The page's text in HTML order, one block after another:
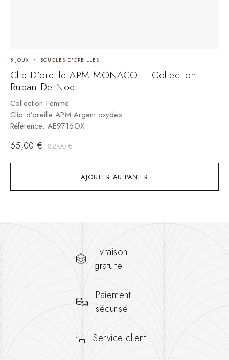
AJOUTER AU PANIER
BIJOUX BOUCLES D'OREILLES
Clip D’oreille APM MONACO – Collection
Ruban De Noël
Collection Femme
Clip d’oreille APM Argent oxydes
Référence: AE9716OX
82,00€
65,00 €
Livraison
gratuite
Paiement
sécurisé
Service client